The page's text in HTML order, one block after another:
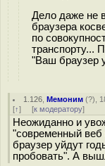
Дело даже не
браузера
по
транспорту...
"Ваш браузер
1.126 ,Мемоним (?),
[↑] [к модератору]
Неожиданно и
"современный
браузер уйдут
пробовать". А